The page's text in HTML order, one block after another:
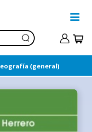
(general)